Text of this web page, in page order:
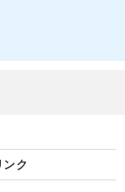
ンク